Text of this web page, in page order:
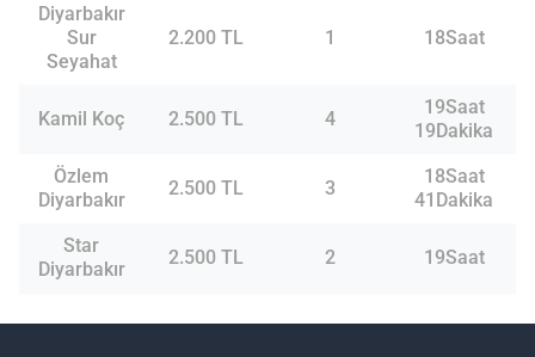
Diyarbakır
Sur
Seyahat
2.200 TL 1 18Saat
Kamil Koç 2.500 TL 4
19Saat
19Dakika
Özlem
Diyarbakır
2.500 TL 3
18Saat
41Dakika
Star
Diyarbakır
2.500 TL 2 19Saat